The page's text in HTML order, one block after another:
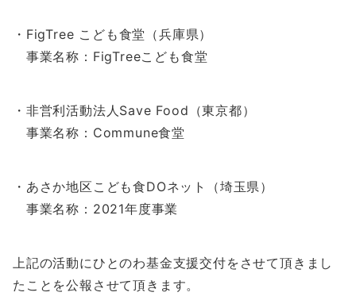
・FigTree こども食堂（兵庫県）
事業名称：FigTreeこども食堂
・非営利活動法人Save Food（東京都）
事業名称：Commune食堂
・あさか地区こども食DOネット（埼玉県）
事業名称：2021年度事業
上記の活動にひとのわ基金支援交付をさせて頂きまし
たことを公報させて頂きます。